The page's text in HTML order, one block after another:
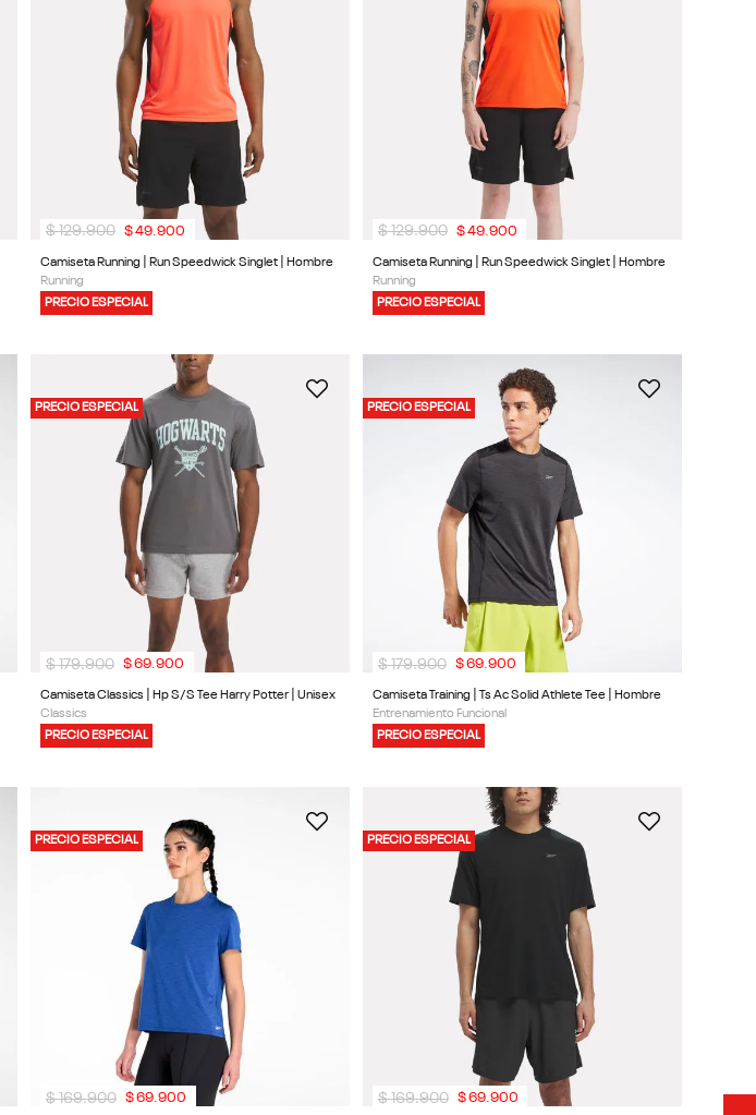
Camiseta Running | Run Speedwick Singlet | Hombre
Running
PRECIO ESPECIAL
$ 129.900 $49. 900
Camiseta Running | Run Speedwick Singlet | Hombre
Running
PRECIO ESPECIAL
$ 129.900 $49. 900
PRECIO ESPECIAL
Camiseta Classics | Hp S/S Tee Harry Potter | Unisex
Classics
PRECIO ESPECIAL
$ 179.900 $69.900
PRECIO ESPECIAL
Camiseta Training | Ts Ac Solid Athlete Tee | Hombre
Entrenamiento Funcional
PRECIO ESPECIAL
$ 179.900 $69.900
PRECIO ESPECIAL
$ 169.900 $69.900
PRECIO ESPECIAL
$ 169.900 $69.900